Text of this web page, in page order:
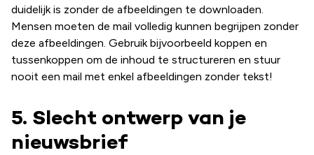
duidelijk is zonder de afbeeldingen te downloaden.
Mensen moeten de mail volledig kunnen begrijpen zonder
deze afbeeldingen. Gebruik bijvoorbeeld koppen en
tussenkoppen om de inhoud te structureren en stuur
nooit een mail met enkel afbeeldingen zonder tekst!
5. Slecht ontwerp van je
nieuwsbrief